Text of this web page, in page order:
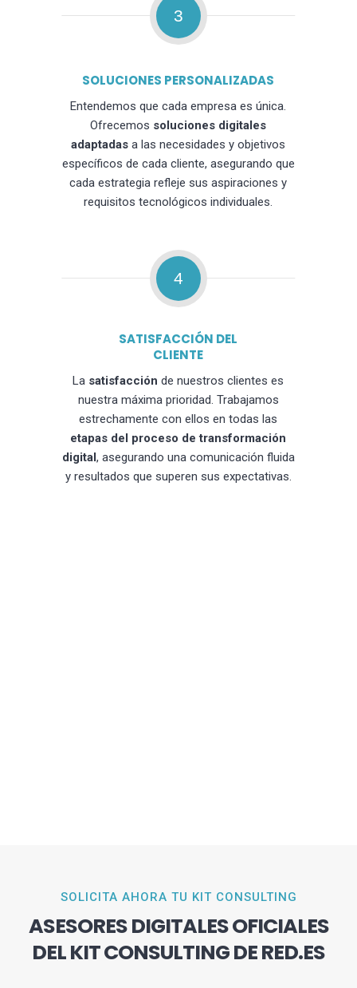
3
SOLUCIONES PERSONALIZADAS
Entendemos que cada empresa es única.
Ofrecemos soluciones digitales
adaptadas a las necesidades y objetivos
específicos de cada cliente, asegurando que
cada estrategia refleje sus aspiraciones y
requisitos tecnológicos individuales.
4
SATISFACCIÓN DEL
CLIENTE
La satisfacción de nuestros clientes es
nuestra máxima prioridad. Trabajamos
estrechamente con ellos en todas las
etapas del proceso de transformación
digital, asegurando una comunicación fluida
y resultados que superen sus expectativas.
SOLICITA AHORA TU KIT CONSULTING
ASESORES DIGITALES OFICIALES
DEL KIT CONSULTING DE RED.ES